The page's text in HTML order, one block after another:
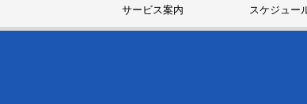
サービス案内
スケジュー